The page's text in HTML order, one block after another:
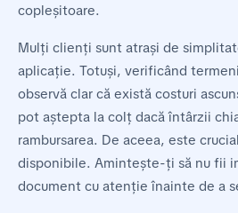
copleșitoare.
Mulți clienți sunt atrași de
aplicație. Totuși, verificând
observă clar că există costuri
pot aștepta la colț dacă întârzii
rambursarea. De aceea, este
disponibile. Amintește-ți să nu fii
document cu atenție înainte de a